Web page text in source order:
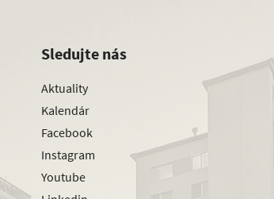
Sledujte nás
Aktuality
Kalendár
Facebook
Instagram
Youtube